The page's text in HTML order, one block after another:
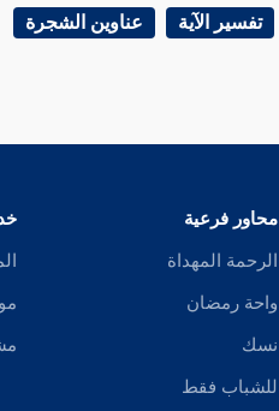
تفسير الآية عناوين الشجرة
محاور فرعية
الرحمة المهداة
واحة رمضان
نسك
للشباب فقط